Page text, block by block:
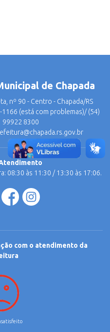
de Chapada
nº 90 - Centro - Chapada/RS
(está com problemas)/ (54)
99922 8300
08:30 às 11:30 / 13:30 às 17:06.
com o atendimento da